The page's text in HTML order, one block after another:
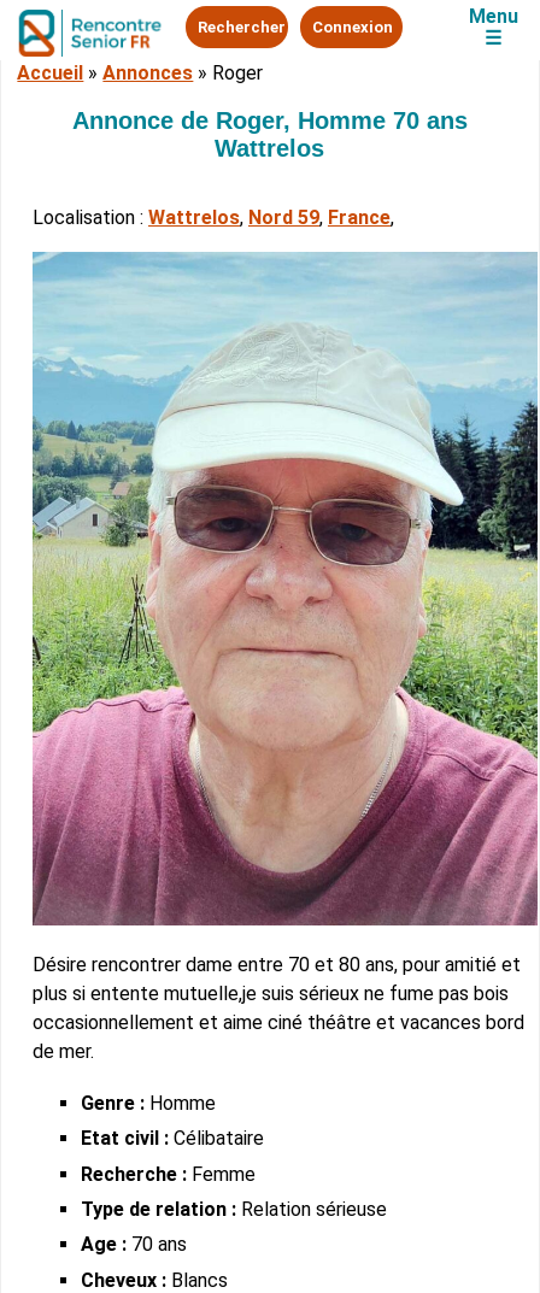
Rechercher Connexion
Menu
☰
Accueil »Annonces » Roger
Annonce de Roger, Homme 70 ans
Wattrelos
Localisation : Wattrelos, Nord 59, France,
Désire rencontrer dame entre 70 et 80 ans, pour amitié et
plus si entente mutuelle,je suis sérieux ne fume pas bois
occasionnellement et aime ciné théâtre et vacances bord
de mer.
Genre : Homme
Etat civil : Célibataire
Recherche : Femme
Type de relation : Relation sérieuse
Age : 70 ans
Cheveux : Blancs